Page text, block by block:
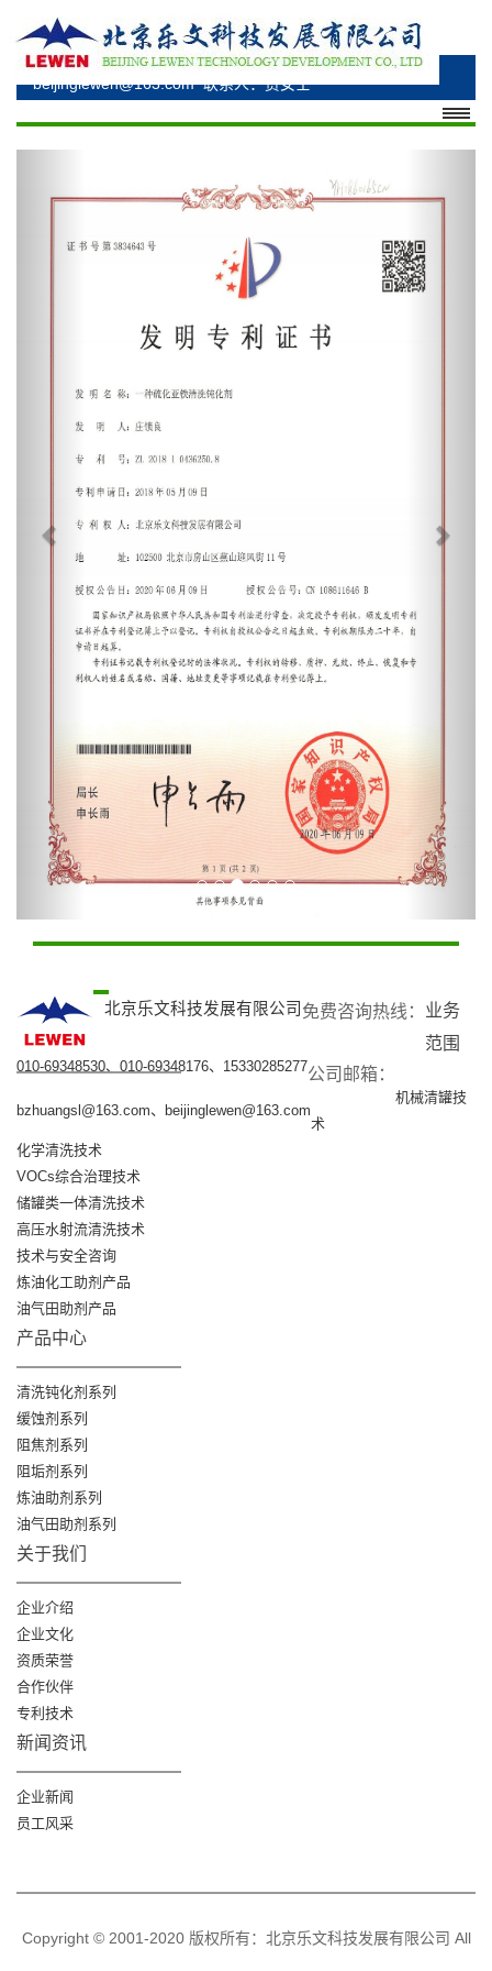
电话：010-69348530、010-69348176、15330285277
邮箱：bzhuangsl@163.com、
beijinglewen@163.com联系人：贾女士
北京乐文科技发展有限公司 免费咨询热线：​
010-69348530、010-69348176、15330285277公司邮箱：​
bzhuangsl@163.com、beijinglewen@163.com
业务
范围
机械清罐技
术
化学清洗技术
VOCs综合治理技术
储罐类一体清洗技术
高压水射流清洗技术
技术与安全咨询
炼油化工助剂产品
油气田助剂产品
产品中心
清洗钝化剂系列
缓蚀剂系列
阻焦剂系列
阻垢剂系列
炼油助剂系列
油气田助剂系列
关于我们
企业介绍
企业文化
资质荣誉
合作伙伴
专利技术
新闻资讯
企业新闻
员工风采
Copyright © 2001-2020 版权所有：北京乐文科技发展有限公司 All